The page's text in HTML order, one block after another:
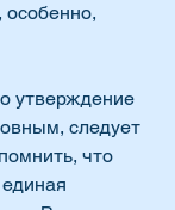
особенно,
следует
что